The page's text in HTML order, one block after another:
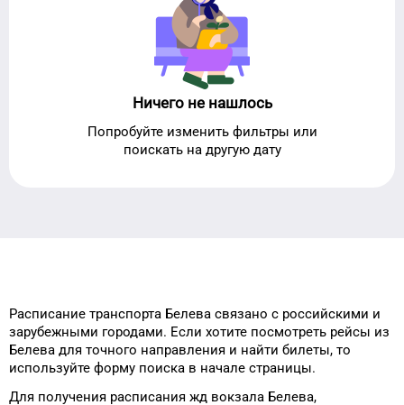
Ничего не нашлось
Попробуйте изменить фильтры или
поискать на другую дату
Расписание транспорта Белева связано с российскими и
зарубежными городами. Если хотите посмотреть рейсы из
Белева для точного направления и найти билеты, то
используйте форму поиска в начале страницы.
Для получения расписания жд вокзала Белева,